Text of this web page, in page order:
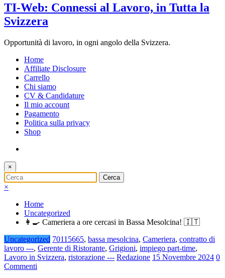
TI-Web: Connessi al Lavoro, in Tutta la
Svizzera
Opportunità di lavoro, in ogni angolo della Svizzera.
Home
Affiliate Disclosure
Carrello
Chi siamo
CV & Candidature
Il mio account
Pagamento
Politica sulla privacy
Shop
×
×
Home
Uncategorized
👩‍🍳 Cameriera a ore cercasi in Bassa Mesolcina! 🇮🇹
Uncategorized 70115665, bassa mesolcina, Cameriera, contratto di
lavoro ---, Gerente di Ristorante, Grigioni, impiego part-time,
Lavoro in Svizzera, ristorazione --- Redazione 15 Novembre 2024 0
Commenti